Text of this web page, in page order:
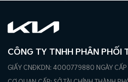
CÔNG TY TNHH PHÂN PHỐI
GIẤY CNĐKDN: 4000779880 NGÀY